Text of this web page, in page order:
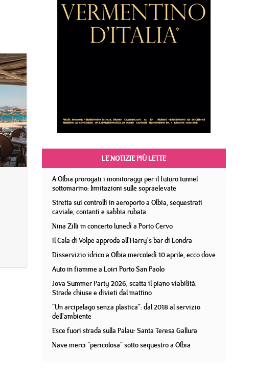
LE NOTIZIE PIÙ LETTE
A Olbia prorogati i monitoraggi per il futuro tunnel
sottomarino: limitazioni sulle sopraelevate
Stretta sui controlli in aeroporto a Olbia, sequestrati
caviale, contanti e sabbia rubata
Nina Zilli in concerto lunedì a Porto Cervo
Il Cala di Volpe approda all'Harry's bar di Londra
Disservizio idrico a Olbia mercoledì 10 aprile, ecco dove
Auto in fiamme a Loiri Porto San Paolo
Jova Summer Party 2026, scatta il piano viabilità.
Strade chiuse e divieti dal mattino
"Un arcipelago senza plastica": dal 2018 al servizio
dell'ambiente
Esce fuori strada sulla Palau- Santa Teresa Gallura
Nave merci "pericolosa" sotto sequestro a Olbia